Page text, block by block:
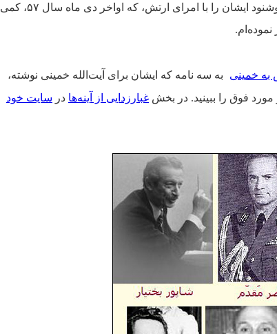
مربوط به انقلاب بزرگ ضدسلطنتی است. پیش‌تر؛ گفت‌و‌شنود ایشان را با امرای ارتش، که اواخر دی ماه سال ۵۷، کمی
به خمینی
به سه نامه که ایشان برای آیت‌الله خمینی نوشته‌،
فوق را ببینید. در بخش غبارزدایی از آینه‌ها در سایت خود